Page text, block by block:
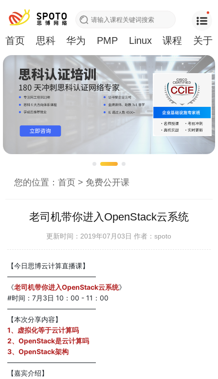
首页 思科 华为 PMP Linux 课程 关于
您的位置：首页 > 免费公开课
老司机带你进入OpenStack云系统
更新时间：2019年07月03日作者：spoto
【今日思博云计算直播课】
—————————————
《老司机带你进入OpenStack云系统》
#时间：7月3日 10：00 - 11：00
—————————————
【本次分享内容】
1、虚拟化等于云计算吗
2、OpenStack是云计算吗
3、OpenStack架构
—————————————
【嘉宾介绍】